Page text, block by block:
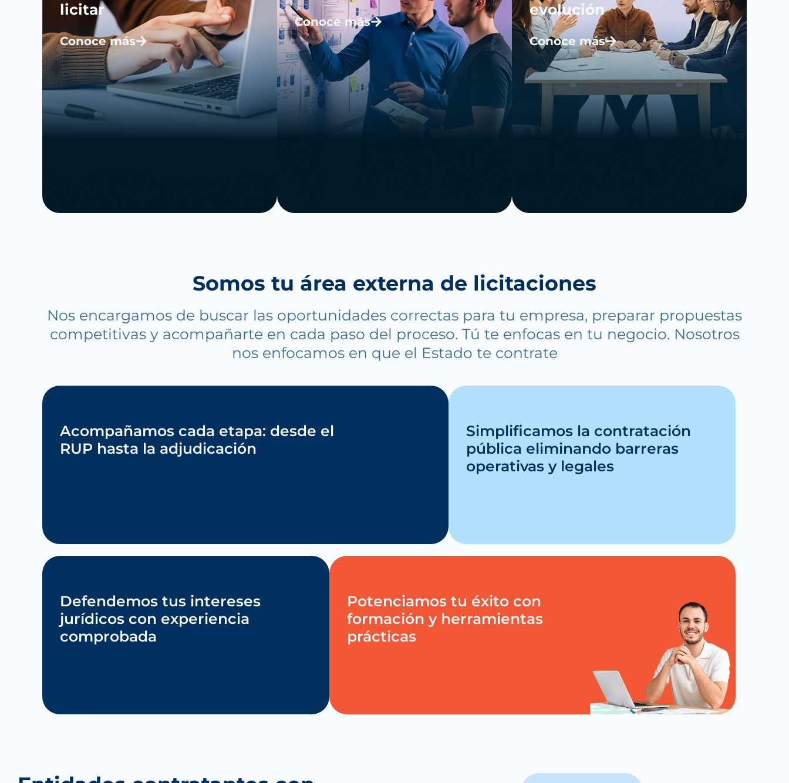
licitar
Conoce más
Conoce más
evolución
Conoce más
Somos tu área externa de licitaciones
Nos encargamos de buscar las oportunidades correctas para tu empresa, preparar propuestas
competitivas y acompañarte en cada paso del proceso. Tú te enfocas en tu negocio. Nosotros
nos enfocamos en que el Estado te contrate
Acompañamos cada etapa: desde el
RUP hasta la adjudicación
Simplificamos la contratación
pública eliminando barreras
operativas y legales
Defendemos tus intereses
jurídicos con experiencia
comprobada
Potenciamos tu éxito con
formación y herramientas
prácticas